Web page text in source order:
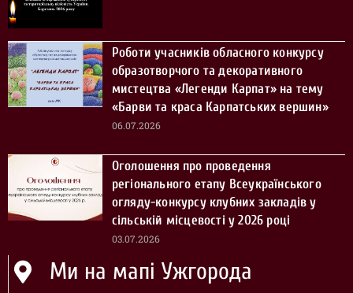
Роботи учасників обласного конкурсу
образотворчого та декоративного
мистецтва «Легенди Карпат» на тему
«Барви та краса Карпатських вершин»
06.07.2026
Оголошення про проведення
регіонального етапу Всеукраїнського
огляду-конкурсу клубних закладів у
сільській місцевості у 2026 році
03.07.2026
Ми на мапі Ужгорода